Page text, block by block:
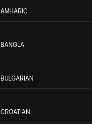
AMHARIC
BANGLA
BULGARIAN
CROATIAN